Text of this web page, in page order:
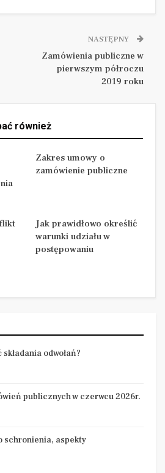
z przepisów prawa cywilnego,
publiczne mają
NASTĘPNY
Zamówienia publiczne w
pierwszym półroczu
2019 roku
również
Zakres umowy o
zamówienie publiczne
Jak prawidłowo określić
warunki udziału w
postępowaniu
odwołań?
publicznych w czerwcu 2026r.
schronienia, aspekty